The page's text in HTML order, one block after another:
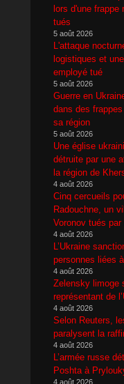
lors d'une
tués
5 août 2026
L'attaque
logistiques et
employé tué
5 août 2026
Guerre en
dans des
sa région
5 août 2026
Une église
détruite par une
la région de
4 août 2026
Cinq cercueils
Radouchne, un
Voronov tués
4 août 2026
L’Ukraine
personnes liées
4 août 2026
Zelensky limoge
représentant de
4 août 2026
Selon Reuters,
paralysent la
4 août 2026
L’armée russe
Poshta à
4 août 2026